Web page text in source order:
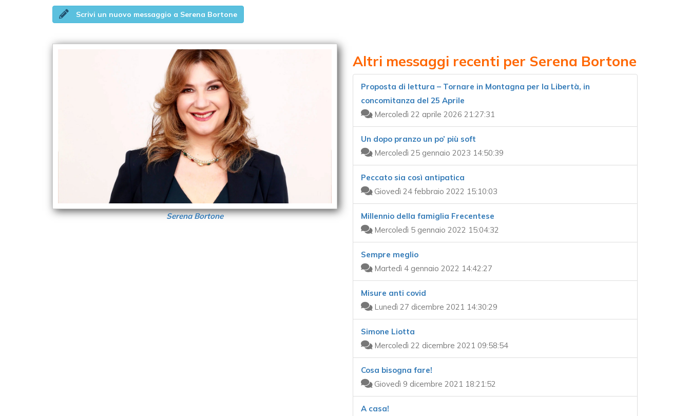
Scrivi un nuovo messaggio a Serena Bortone
Serena Bortone
Altri messaggi recenti per Serena Bortone
Proposta di lettura – Tornare in Montagna per la Libertà, in
concomitanza del 25 Aprile
Mercoledì 22 aprile 2026 21:27:31
Un dopo pranzo un po’ più soft
Mercoledì 25 gennaio 2023 14:50:39
Peccato sia così antipatica
Giovedì 24 febbraio 2022 15:10:03
Millennio della famiglia Frecentese
Mercoledì 5 gennaio 2022 15:04:32
Sempre meglio
Martedì 4 gennaio 2022 14:42:27
Misure anti covid
Lunedì 27 dicembre 2021 14:30:29
Simone Liotta
Mercoledì 22 dicembre 2021 09:58:54
Cosa bisogna fare!
Giovedì 9 dicembre 2021 18:21:52
A casa!